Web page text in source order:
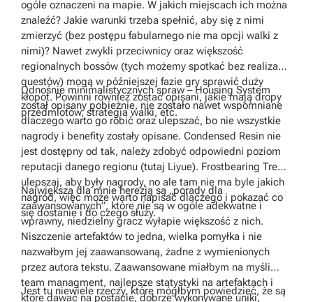
ogóle oznaczeni na mapie. W jakich miejscach ich można
znaleźć? Jakie warunki trzeba spełnić, aby się z nimi
zmierzyć (bez postępu fabularnego nie ma opcji walki z
nimi)? Nawet zwykli przeciwnicy oraz większość
regionalnych bossów (tych możemy spotkać bez realizacji
questów) mogą w późniejszej fazie gry sprawić duży
kłopot. Powinni również zostać opisani, jakie mają dropy
przedmiotów, strategia walki, etc.
Odnośnie minimalistycznych spraw – Housing System
został opisany pobieżnie, nie zostało nawet wspomniane
dlaczego warto go robić oraz ulepszać, bo nie wszystkie
nagrody i benefity zostały opisane. Condensed Resin nie
jest dostępny od tak, należy zdobyć odpowiedni poziom
reputacji danego regionu (tutaj Liyue). Frostbearing Tree –
ulepszaj, aby były nagrody, no ale tam nie ma byle jakich
nagród, więc może warto napisać dlaczego i pokazać co
się dostanie i do czego służy.
Największą dla mnie herezją są „porady dla
zaawansowanych”, które nie są w ogóle adekwatne i
wprawny, niedzielny gracz wyłapie większość z nich.
Niszczenie artefaktów to jedna, wielka pomyłka i nie
nazwałbym jej zaawansowaną, żadne z wymienionych
przez autora tekstu. Zaawansowane miałbym na myśli
team managment, najlepsze statystyki na artefaktach i
które dawać na postacie, dobrze wykonywane uniki,
Jest tu niewiele rzeczy, które mógłbym powiedzieć, że są